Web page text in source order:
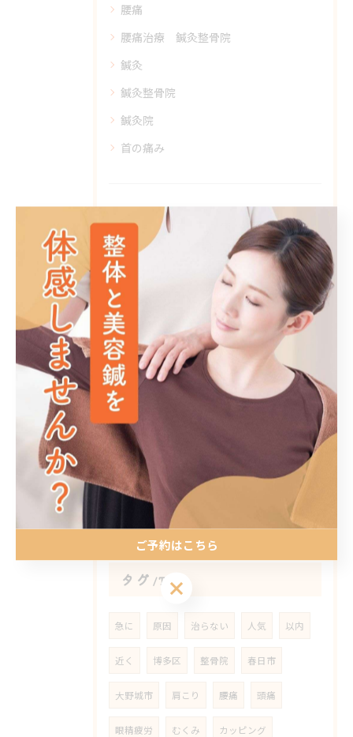
腰痛
腰痛治療 鍼灸整骨院
鍼灸
鍼灸整骨院
鍼灸院
首の痛み
最近の投稿 Recent Posts
2026/08/07
交通事故治療から回復プログラムまで無理なく続ける通院計画と慰謝料相場・実務知識をわかりやすく解説
2026/08/06
肩こりとセルフケアを福岡県福岡市博多区西春町で両立する最適な方法と通院計画ガイド
タグ Tags
急に 原因 治らない 人気 以内
近く 博多区 整骨院 春日市
大野城市 肩こり 腰痛 頭痛
眼精疲労 むくみ カッピング
ご予約はこちら
ご予約はこちら